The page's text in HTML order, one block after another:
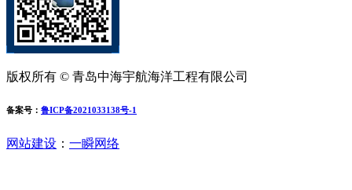
版权所有 © 青岛中海宇航海洋工程有限公司
备案号： 鲁ICP备2021033138号-1
网站建设 ： 一瞬网络